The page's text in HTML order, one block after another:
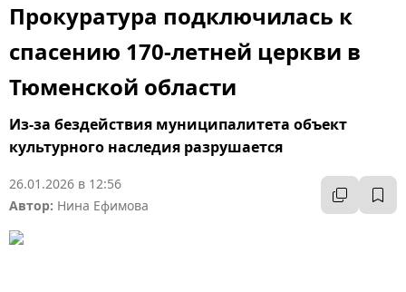
Прокуратура подключилась к
спасению 170-летней церкви в
Тюменской области
Из-за бездействия муниципалитета объект
культурного наследия разрушается
26.01.2026 в 12:56
Автор: Нина Ефимова